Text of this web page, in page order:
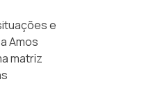
e
Amos
matriz